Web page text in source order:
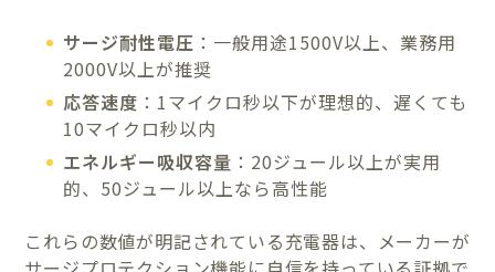
サージ耐性電圧 ：一般用途1500V以上、業務用
2000V以上が推奨
応答速度 ：1マイクロ秒以下が理想的、遅くても
10マイクロ秒以内
エネルギー吸収容量 ：20ジュール以上が実用
的、50ジュール以上なら高性能
これらの数値が明記されている充電器は、メーカーが